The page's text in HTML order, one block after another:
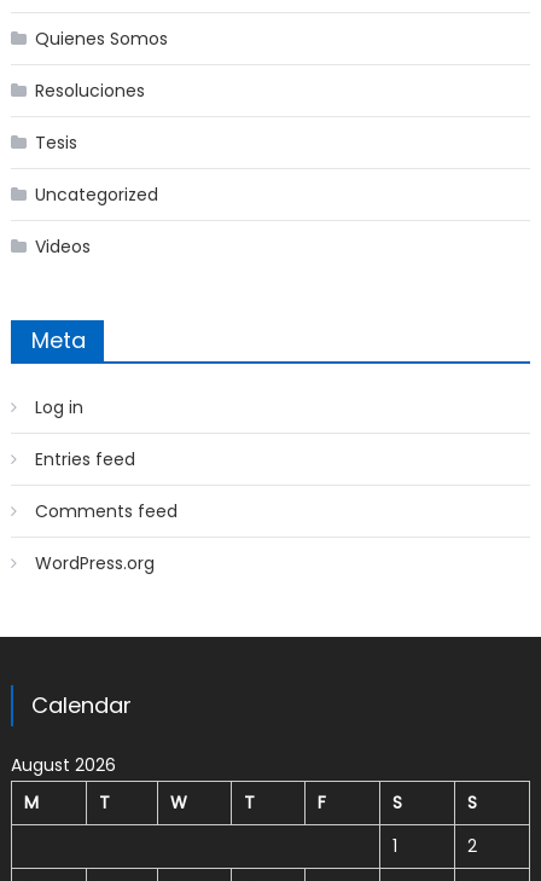
Quienes Somos
Resoluciones
Tesis
Uncategorized
Videos
Meta
Log in
Entries feed
Comments feed
WordPress.org
Calendar
August 2026
M
T W T F S
S
1
2